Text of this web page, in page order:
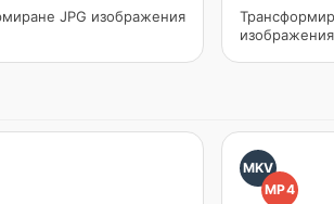
JPG изображения
MKV
MP4